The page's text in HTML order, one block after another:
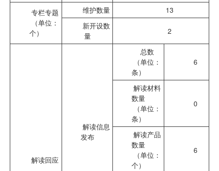
专栏专题
（单位：
个）
维护数量
13
新开设数
量
2
解读回应
解读信息
发布
总数
（单位：
条）
6
解读材料
数量
（单位：
条）
0
解读产品
数量
（单位：
个）
6